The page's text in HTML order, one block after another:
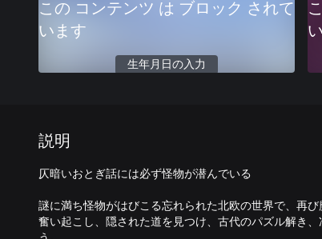
この コンテンツ は ブロック されて
います
生年月日の入力
説明
仄暗いおとぎ話には必ず怪物が潜んでいる
謎に満ち怪物がはびこる忘れられた北欧の世界で、再
奮い起こし、隠された道を見つけ、古代のパズル解き